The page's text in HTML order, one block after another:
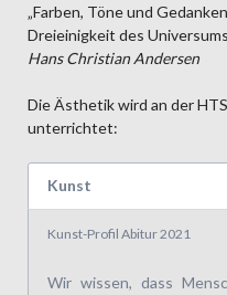
„Farben, Töne und
Dreieinigkeit des
Hans Christian Andersen
Die Ästhetik wird an der
unterrichtet:
Kunst
Kunst-Profil Abitur 2021
Wir wissen, dass